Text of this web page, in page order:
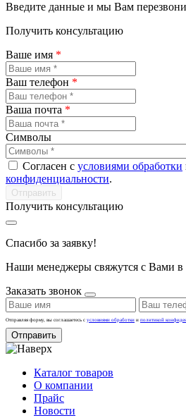
Введите данные и мы Вам
Получить консультацию
Ваше имя *
Ваш телефон *
Ваша почта *
Символы
Согласен с условиями обработки
конфиденциальности.
Получить консультацию
Спасибо за заявку!
Наши менеджеры свяжутся с Вами в
Заказать звонок
Отправляя форму, вы соглашаетесь с условиями обработки и политикой
Отправить
Каталог товаров
О компании
Прайс
Новости